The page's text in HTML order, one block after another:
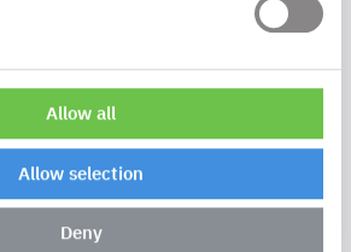
Allow all
Allow selection
Deny